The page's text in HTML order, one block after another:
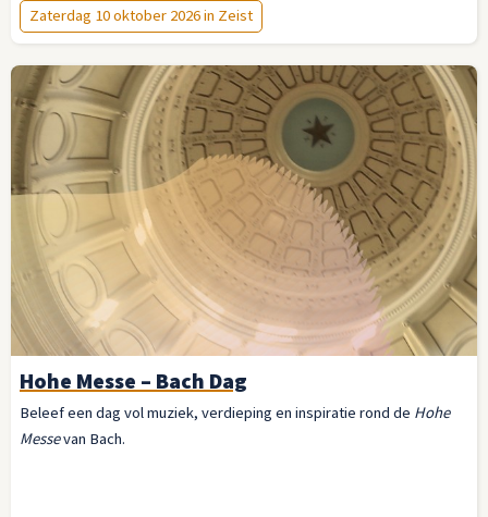
Zaterdag 10 oktober 2026 in Zeist
Hohe Messe – Bach Dag
Beleef een dag vol muziek, verdieping en inspiratie rond de Hohe
Messevan Bach.